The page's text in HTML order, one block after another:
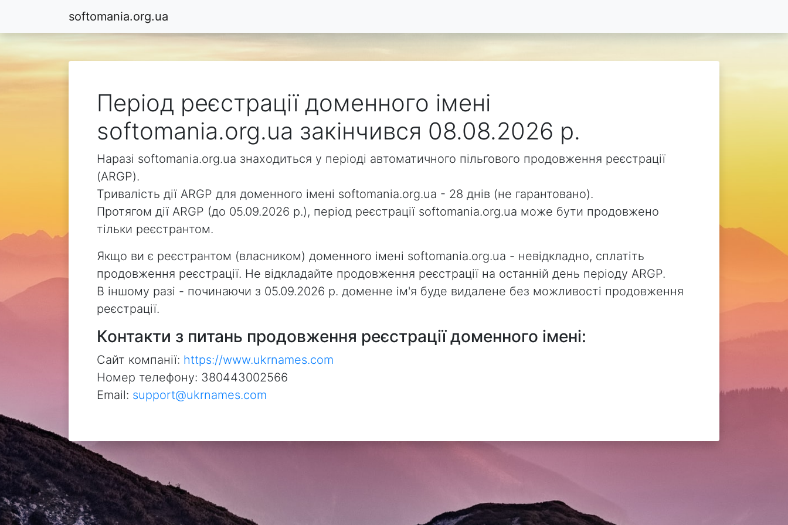
softomania.org.ua
Період реєстрації доменного імені
softomania.org.ua закінчився 08.08.2026 р.
Наразі softomania.org.ua знаходиться у періоді автоматичного пільгового продовження реєстрації
(ARGP).
Тривалість дії ARGP для доменного імені softomania.org.ua - 28 днів (не гарантовано).
Протягом дії ARGP (до 05.09.2026 р.), період реєстрації softomania.org.ua може бути продовжено
тільки реєстрантом.
Якщо ви є реєстрантом (власником) доменного імені softomania.org.ua - невідкладно, сплатіть
продовження реєстрації. Не відкладайте продовження реєстрації на останній день періоду ARGP.
В іншому разі - починаючи з 05.09.2026 р. доменне ім'я буде видалене без можливості продовження
реєстрації.
Контакти з питань продовження реєстрації доменного імені:
Сайт компанії: https://www.ukrnames.com
Номер телефону: 380443002566
Email: support@ukrnames.com